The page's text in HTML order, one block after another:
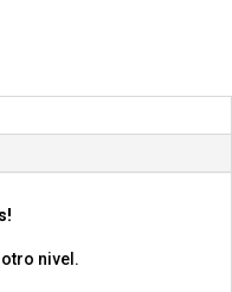
nivel.